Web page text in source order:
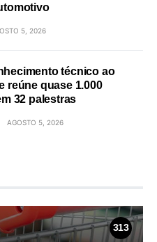
5, 2026
técnico ao
reúne quase 1.000
32 palestras
AGOSTO 5, 2026
313